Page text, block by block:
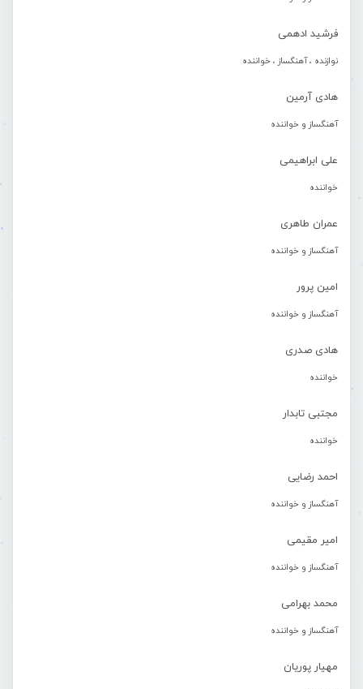
فرشید ادهمی
نوازنده ، آهنگساز ، خواننده
هادی آرمین
آهنگساز و خواننده
علی ابراهیمی
خواننده
عمران طاهری
آهنگساز و خواننده
امین پرور
آهنگساز و خواننده
هادی صدری
خواننده
مجتبی تابدار
خواننده
احمد رضایی
آهنگساز و خواننده
امیر مقیمی
آهنگساز و خواننده
محمد بهرامی
آهنگساز و خواننده
مهیار پوریان